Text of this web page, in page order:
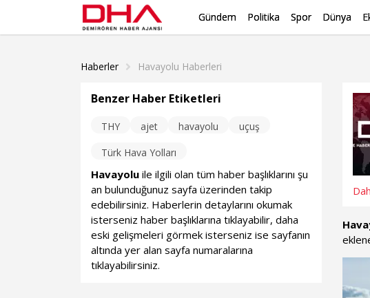
Gündem Politika Spor Dünya
Haberler
Havayolu Haberleri
Benzer Haber Etiketleri
THY ajet havayolu
uçuş
Türk Hava Yolları
Havayolu ile ilgili olan tüm haber başlıklarını şu
an bulunduğunuz sayfa üzerinden takip
edebilirsiniz. Haberlerin detaylarını okumak
isterseniz haber başlıklarına tıklayabilir, daha
eski gelişmeleri görmek isterseniz ise sayfanın
altında yer alan sayfa numaralarına
tıklayabilirsiniz.